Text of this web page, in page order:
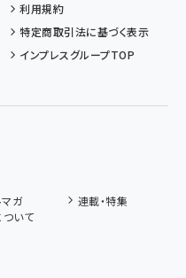
利用規約
特定商取引法に基づく表示
インプレスグループTOP
ガ
連載・特集
いて